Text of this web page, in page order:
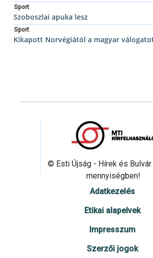
Sport
Szoboszlai apuka lesz
Sport
Kikapott Norvégiától a magyar
© Esti Újság - Hírek és Bulvár
mennyiségben!
Adatkezelés
Etikai alapelvek
Impresszum
Szerzői jogok